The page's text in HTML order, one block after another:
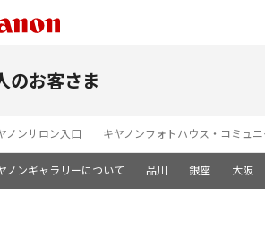
のお客さま
ノンサロン入口 キヤノンフォトハウス・コミュ
ノンギャラリーについて 品川 銀座 大阪